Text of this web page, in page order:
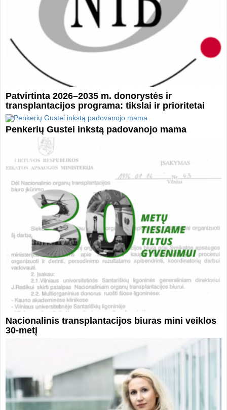
Patvirtinta 2026–2035 m. donorystės ir
transplantacijos programa: tikslai ir prioritetai
Penkerių Gustei inkstą padovanojo mama
Nacionalinis transplantacijos biuras mini veiklos
30-metį